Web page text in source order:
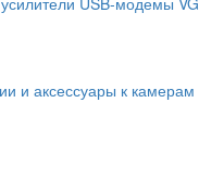
и аксессуары к камерам